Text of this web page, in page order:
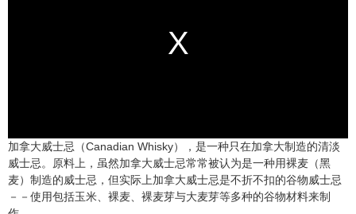
加拿大威士忌（Canadian Whisky），是一种只在加拿大制造的清淡
威士忌。原料上，虽然加拿大威士忌常常被认为是一种用裸麦（黑
麦）制造的威士忌，但实际上加拿大威士忌是不折不扣的谷物威士忌
－－使用包括玉米、裸麦、裸麦芽与大麦芽等多种的谷物材料来制